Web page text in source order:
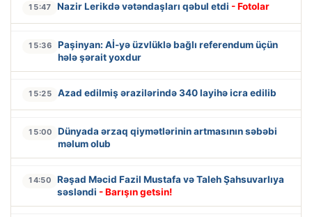
15:47 Nazir Lerikdə vətəndaşları qəbul etdi - Fotolar
15:36
Paşinyan: Aİ-yə üzvlüklə bağlı referendum üçün
hələ şərait yoxdur
15:25 Azad edilmiş ərazilərində 340 layihə icra edilib
15:00
Dünyada ərzaq qiymətlərinin artmasının səbəbi
məlum olub
14:50
Rəşad Məcid Fazil Mustafa və Taleh Şahsuvarlıya
səsləndi - Barışın getsin!